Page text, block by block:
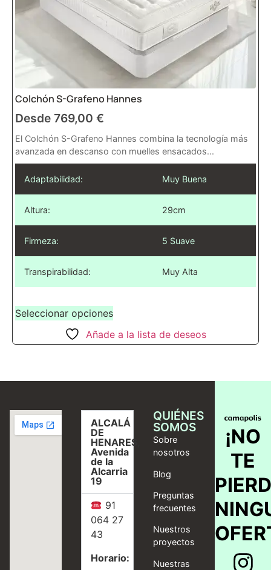
Colchón S-Grafeno Hannes
Desde 769,00 €
El Colchón S-Grafeno Hannes combina la tecnología más
avanzada en descanso con muelles ensacados...
Adaptabilidad: Muy Buena
Altura: 29cm
Firmeza: 5 Suave
Transpirabilidad: Muy Alta
Seleccionar opciones
Añade a la lista de deseos
ALCALÁ
DE
HENARES,
Avenida
de la
Alcarria
19
91
064 27
43
Horario:
QUIÉNES
SOMOS
Sobre
nosotros
Blog
Preguntas
frecuentes
Nuestros
proyectos
Nuestras
¡NO
TE